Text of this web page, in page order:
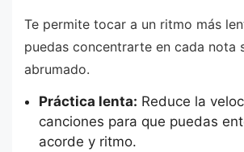
Te permite tocar a un ritmo más
puedas concentrarte en cada nota
abrumado.
Práctica lenta: Reduce la
canciones para que puedas
acorde y ritmo.